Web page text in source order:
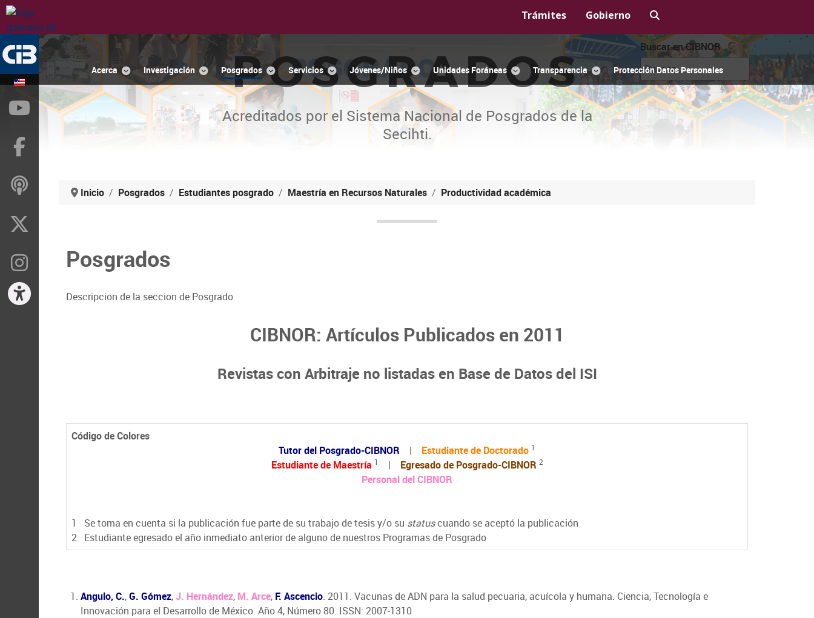
Trámites Gobierno
Acerca Investigación Posgrados Servicios Jóvenes/Niños Unidades Foráneas Transparencia Protección Datos Personales
POSGRADOS
Acreditados por el Sistema Nacional de Posgrados de la
Secihti.
Buscar en CIBNOR
Inicio Posgrados Estudiantes posgrado Maestría en Recursos Naturales Productividad académica
Posgrados
Descripcion de la seccion de Posgrado
CIBNOR: Artículos Publicados en 2011
Revistas con Arbitraje no listadas en Base de Datos del ISI
Código de Colores
Tutor del Posgrado-CIBNOR | Estudiante de Doctorado 1
Estudiante de Maestría 1 | Egresado de Posgrado-CIBNOR 2
Personal del CIBNOR
1 Se toma en cuenta si la publicación fue parte de su trabajo de tesis y/o su statuscuando se aceptó la publicación
2 Estudiante egresado el año inmediato anterior de alguno de nuestros Programas de Posgrado
Angulo, C.,G. Gómez,J. Hernández, M. Arce, F. Ascencio. 2011. Vacunas de ADN para la salud pecuaria, acuícola y humana. Ciencia, Tecnología e
Innovación para el Desarrollo de México. Año 4, Número 80. ISSN: 2007-1310
YouTube
ivoox
Instragram